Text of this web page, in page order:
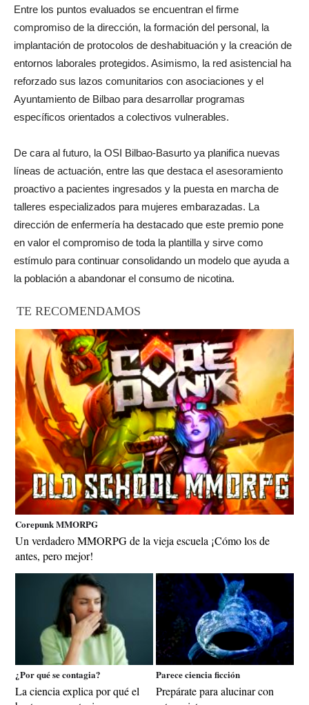
Entre los puntos evaluados se encuentran el firme
compromiso de la dirección, la formación del personal, la
implantación de protocolos de deshabituación y la creación de
entornos laborales protegidos. Asimismo, la red asistencial ha
reforzado sus lazos comunitarios con asociaciones y el
Ayuntamiento de Bilbao para desarrollar programas
específicos orientados a colectivos vulnerables.
De cara al futuro, la OSI Bilbao-Basurto ya planifica nuevas
líneas de actuación, entre las que destaca el asesoramiento
proactivo a pacientes ingresados y la puesta en marcha de
talleres especializados para mujeres embarazadas. La
dirección de enfermería ha destacado que este premio pone
en valor el compromiso de toda la plantilla y sirve como
estímulo para continuar consolidando un modelo que ayuda a
la población a abandonar el consumo de nicotina.
TE RECOMENDAMOS
Corepunk MMORPG
Un verdadero MMORPG de la vieja escuela ¡Cómo los de
antes, pero mejor!
¿Por qué se contagia?
La ciencia explica por qué el
Parece ciencia ficción
Prepárate para alucinar con